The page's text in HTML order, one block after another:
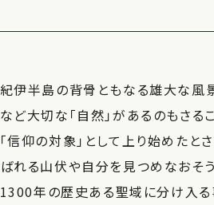
紀伊半島の背骨ともなる雄大な
など大切な「自然」があるのもさ
「信仰の対象」として上り始めた
ばれる山伏や自分を見つめなおそ
1300年の歴史ある聖域に分け入る